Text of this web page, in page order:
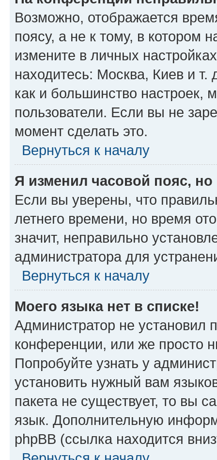
Возможно, отображается
поясу, а не к тому, в котором
измените в личных
находитесь: Москва, Киев и т.
как и большинство настроек,
пользователи. Если вы не
момент сделать это.
Вернуться к началу
Я изменил часовой пояс,
Если вы уверены, что
летнего времени, но время
значит, неправильно
администратора для
Вернуться к началу
Моего языка нет в списке!
Администратор не установил
конференции, или же просто
Попробуйте узнать у
установить нужный вам
пакета не существует, то вы
язык. Дополнительную
phpBB (ссылка находится